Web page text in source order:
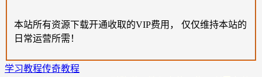
本站所有资源下载开通收取的VIP费用， 仅仅维持本站的
日常运营所需！
学习教程传奇教程